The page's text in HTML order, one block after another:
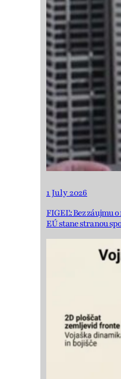
1 July 2026
FIGEĽ: Bez záujmu
EÚ stane stranou